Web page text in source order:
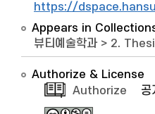
https://
Appears in
뷰티예술학과 > 2.
Authorize & License
Authorize
공